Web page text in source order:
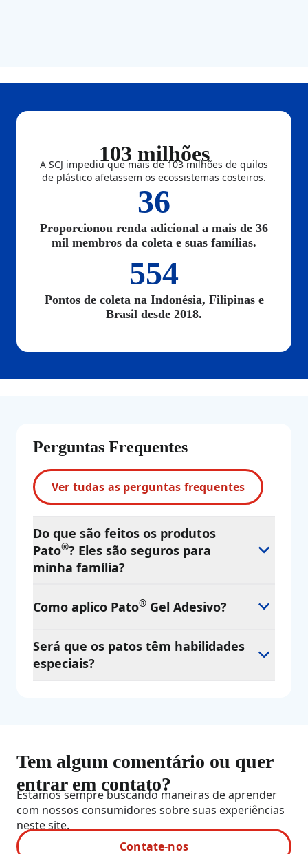
103 milhões
A SCJ impediu que mais de 103 milhões de quilos
de plástico afetassem os ecossistemas costeiros.
Proporcionou renda adicional a mais de 36
mil membros da coleta e suas famílias.
36
Pontos de coleta na Indonésia, Filipinas e
Brasil desde 2018.
554
Perguntas Frequentes
Ver tudas as perguntas frequentes
Do que são feitos os produtos
Pato®? Eles são seguros para
minha família?
Como aplico Pato® Gel Adesivo?
Será que os patos têm habilidades
especiais?
Tem algum comentário ou quer
entrar em contato?
Estamos sempre buscando maneiras de aprender
com nossos consumidores sobre suas experiências
neste site.
Contate-nos